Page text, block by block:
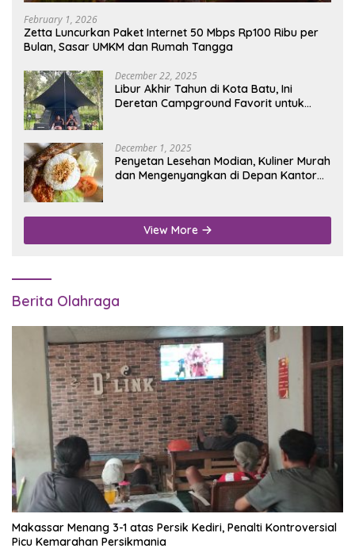
February 1, 2026
Zetta Luncurkan Paket Internet 50 Mbps Rp100 Ribu per
Bulan, Sasar UMKM dan Rumah Tangga
December 22, 2025
Libur Akhir Tahun di Kota Batu, Ini
Deretan Campground Favorit untuk
December 1, 2025
Penyetan Lesehan Modian, Kuliner Murah
dan Mengenyangkan di Depan Kantor
View More
Berita Olahraga
Makassar Menang 3-1 atas Persik Kediri, Penalti Kontroversial
Picu Kemarahan Persikmania